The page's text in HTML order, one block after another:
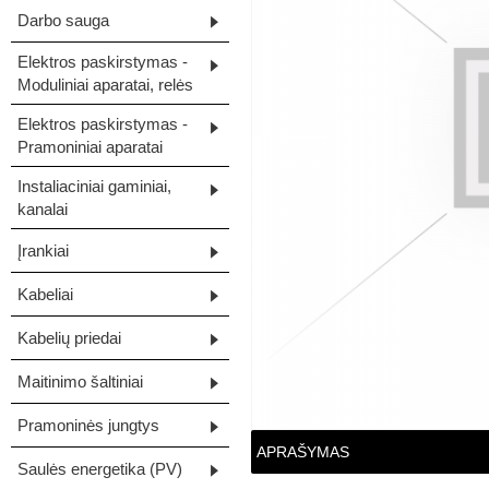
Darbo sauga
Elektros paskirstymas -
Moduliniai aparatai, relės
Elektros paskirstymas -
Pramoniniai aparatai
Instaliaciniai gaminiai,
kanalai
Įrankiai
Kabeliai
Kabelių priedai
Maitinimo šaltiniai
Pramoninės jungtys
Saulės energetika (PV)
APRAŠYMAS